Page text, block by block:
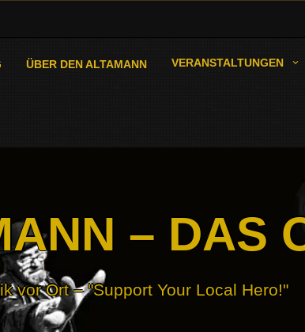
ÜBER DEN ALTAMANN VERANSTALTUNGEN
– DAS
vor Ort – "Support Your Local Hero!"